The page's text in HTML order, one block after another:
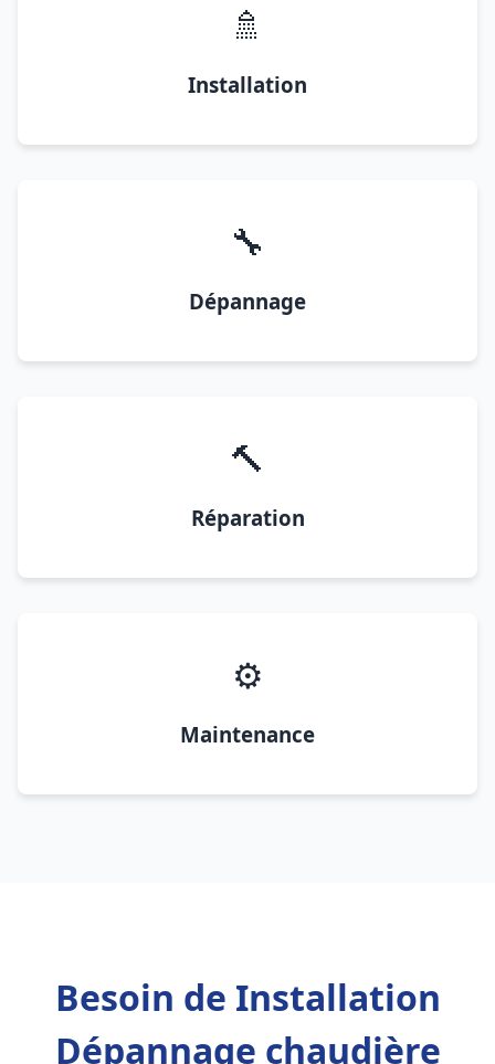
🚿
Installation
🔧
Dépannage
🔨
Réparation
⚙️
Maintenance
Besoin de Installation
Dépannage chaudière